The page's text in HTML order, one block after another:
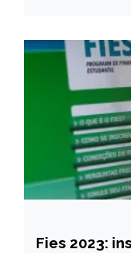
BRASIL
Fies 2023: